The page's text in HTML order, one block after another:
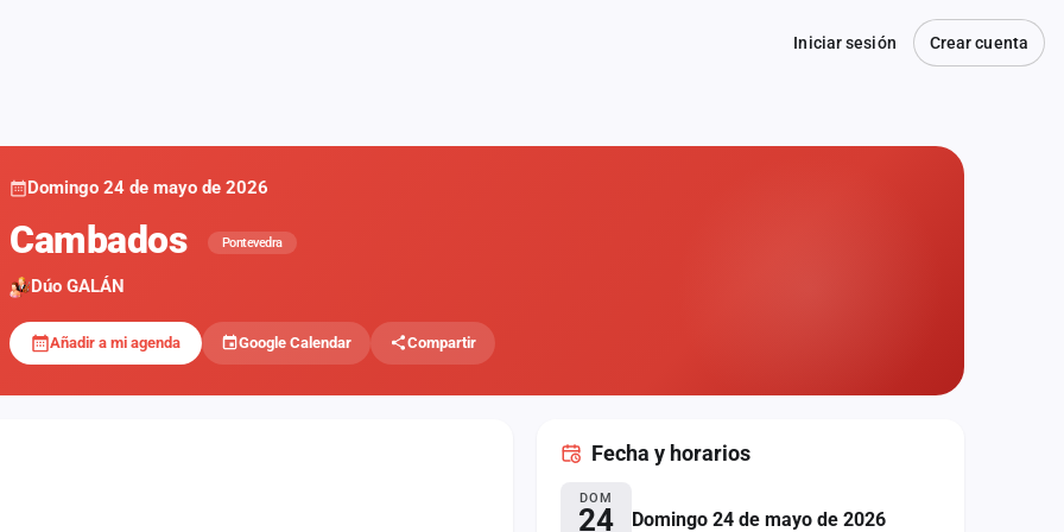
Iniciar sesión Crear cuenta
Domingo 24 de mayo de 2026
Cambados Pontevedra
Dúo GALÁN
Añadir a mi agenda Google Calendar Compartir
Fecha y horarios
DOM
24 Domingo 24 de mayo de 2026